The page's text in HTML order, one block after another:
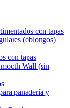
con tapas
(oblongos)
con tapas
Wall (sin
panadería y